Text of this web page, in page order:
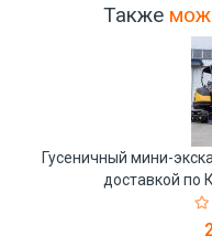
Также
Гусеничный мини-
доставкой по